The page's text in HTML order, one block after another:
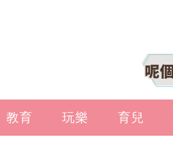
教育 玩樂 育兒